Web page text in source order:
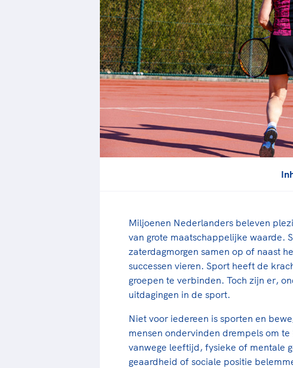
positionering van sport
Diversiteit en inclusie
Gezonde sportomgeving
Bekwaam sportkader
Vitale clubs en bestuurlijk kader
Miljoenen Nederlanders beleven
van grote maatschappelijke waarde.
zaterdagmorgen samen op of naast
successen vieren. Sport heeft de
groepen te verbinden. Toch zijn er,
uitdagingen in de sport.
Niet voor iedereen is sporten en
mensen ondervinden drempels om
vanwege leeftijd, fysieke of mentale
geaardheid of sociale positie